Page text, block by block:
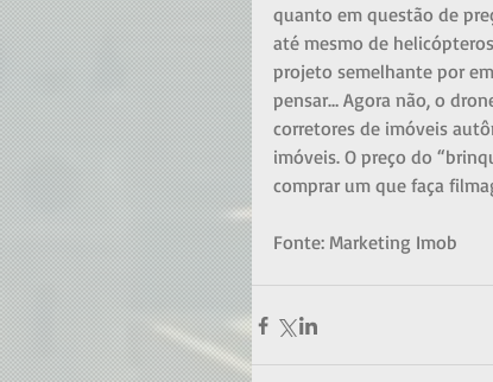
quanto em questão de
até mesmo de
projeto semelhante por
pensar… Agora não, o
corretores de imóveis
imóveis. O preço do
comprar um que faça
Fonte: Marketing Imob